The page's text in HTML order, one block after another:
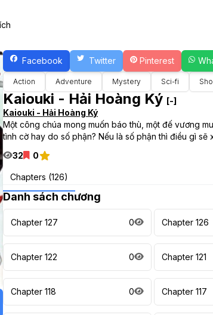
Facebook Twitter Pinterest
Action Adventure Mystery Sci-fi
Kaiouki - Hải Hoàng Ký [-]
Kaiouki - Hải Hoàng Ký
Một công chúa mong muốn báo thù, một đế vương
tình cờ hay do số phận? Nếu là số phận thì điều gì
32
0
Chapters (126)
Danh sách chương
Chapter 127 0 Chapter 126
Chapter 122 0 Chapter 121
Chapter 118 0 Chapter 117